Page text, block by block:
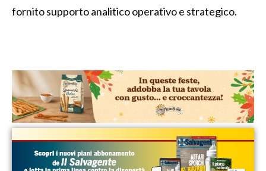
fornito supporto analitico operativo e strategico.